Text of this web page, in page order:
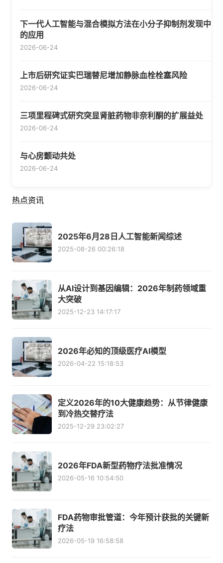
下一代人工智能与混合模拟方法在小分子抑制剂发现中
的应用
2026-06-24
上市后研究证实巴瑞替尼增加静脉血栓栓塞风险
2026-06-24
三项里程碑式研究突显肾脏药物非奈利酮的扩展益处
2026-06-24
与心房颤动共处
2026-06-24
热点资讯
2025年6月28日人工智能新闻综述
2025-08-26 00:26:18
从AI设计到基因编辑：2026年制药领域重
大突破
2025-12-23 14:17:17
2026年必知的顶级医疗AI模型
2026-04-22 15:18:53
定义2026年的10大健康趋势：从节律健康
到冷热交替疗法
2025-12-29 23:02:27
2026年FDA新型药物疗法批准情况
2026-05-16 10:54:50
FDA药物审批管道：今年预计获批的关键新
疗法
2026-05-19 16:58:58